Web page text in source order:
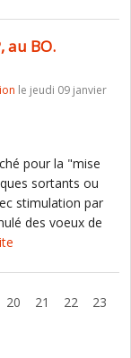
au BO.
le jeudi 09 janvier
pour la "mise
sortants ou
stimulation par
des voeux de
20 21 22
23